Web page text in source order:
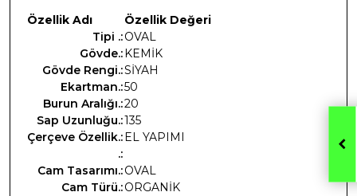
Özellik Adı
Özellik Değeri
Tipi .:OVAL
Gövde.:KEMİK
Gövde Rengi.:SİYAH
Ekartman.:50
Burun Aralığı.:20
Sap Uzunluğu.:135
Çerçeve Özellik.:EL YAPIMI
.:
Cam Tasarımı.:OVAL
Cam Türü.:ORGANİK